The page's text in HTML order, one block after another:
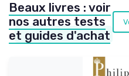
Beaux livres : voir
nos autres tests
et guides d'achat